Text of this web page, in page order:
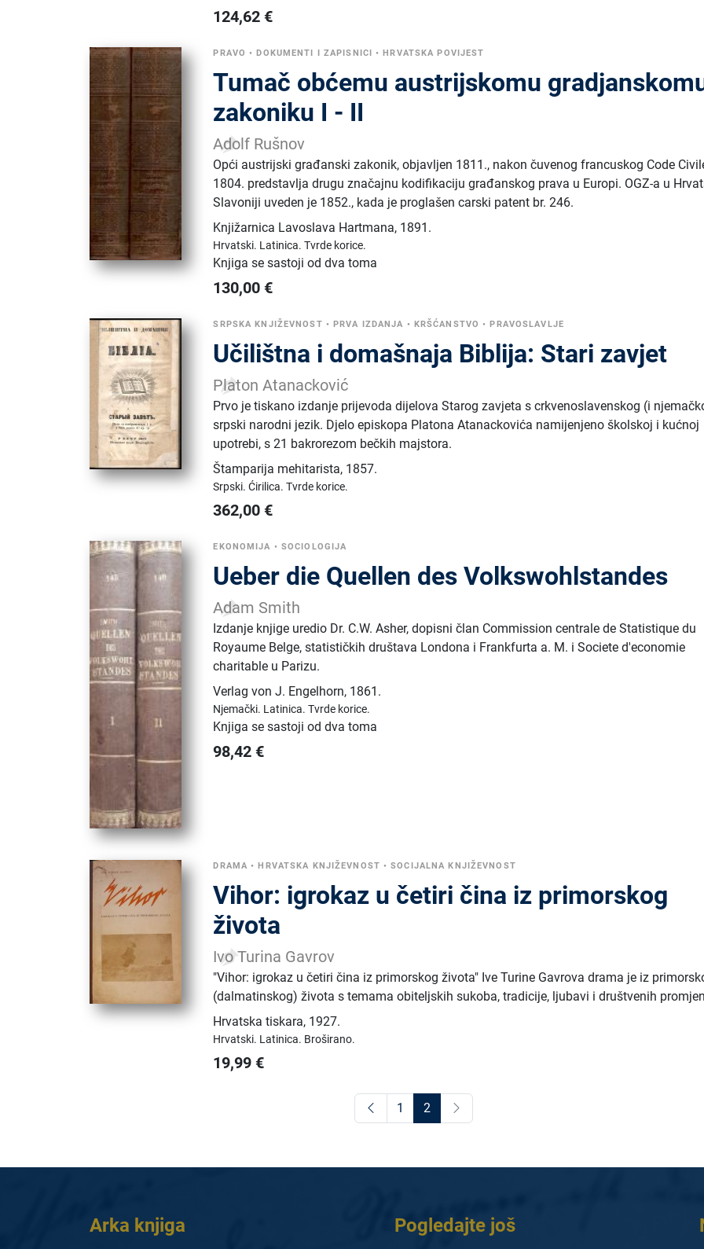
124,62 €
PRAVO •DOKUMENTI I ZAPISNICI •HRVATSKA POVIJEST
Tumač obćemu austrijskomu
zakoniku I - II
Adolf Rušnov
Opći austrijski građanski zakonik, objavljen 1811., nakon čuvenog francuskog Code
1804. predstavlja drugu značajnu kodifikaciju građanskog prava u Europi. OGZ-a u
Slavoniji uveden je 1852., kada je proglašen carski patent br. 246.
Knjižarnica Lavoslava Hartmana, 1891.
Hrvatski. Latinica.Tvrde korice.
Knjiga se sastoji od dva toma
130,00 €
SRPSKA KNJIŽEVNOST •PRVA IZDANJA • KRŠĆANSTVO •PRAVOSLAVLJE
Učilištna i domašnaja Biblija: Stari zavjet
Platon Atanacković
Prvo je tiskano izdanje prijevoda dijelova Starog zavjeta s crkvenoslavenskog (i
srpski narodni jezik. Djelo episkopa Platona Atanackovića namijenjeno školskoj i kućnoj
upotrebi, s 21 bakrorezom bečkih majstora.
Štamparija mehitarista, 1857.
Srpski.Ćirilica.Tvrde korice.
362,00 €
EKONOMIJA • SOCIOLOGIJA
Ueber die Quellen des Volkswohlstandes
Adam Smith
Izdanje knjige uredio Dr. C.W. Asher, dopisni član Commission centrale de Statistique du
Royaume Belge, statističkih društava Londona i Frankfurta a. M. i Societe d'economie
charitable u Parizu.
Verlag von J. Engelhorn, 1861.
Njemački. Latinica.Tvrde korice.
Knjiga se sastoji od dva toma
98,42 €
DRAMA • HRVATSKA KNJIŽEVNOST •SOCIJALNA KNJIŽEVNOST
Vihor: igrokaz u četiri čina iz primorskog
života
Ivo Turina Gavrov
"Vihor: igrokaz u četiri čina iz primorskog života" Ive Turine Gavrova drama je iz
(dalmatinskog) života s temama obiteljskih sukoba, tradicije, ljubavi i društvenih
Hrvatska tiskara, 1927.
Hrvatski. Latinica. Broširano.
19,99 €
1 2
Arka knjiga Pogledajte još